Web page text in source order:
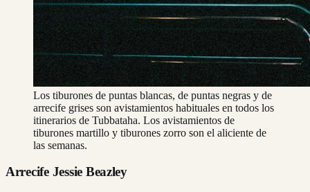
Los tiburones de puntas blancas, de puntas negras y de
arrecife grises son avistamientos habituales en todos los
itinerarios de Tubbataha. Los avistamientos de
tiburones martillo y tiburones zorro son el aliciente de
las semanas.
Arrecife Jessie Beazley